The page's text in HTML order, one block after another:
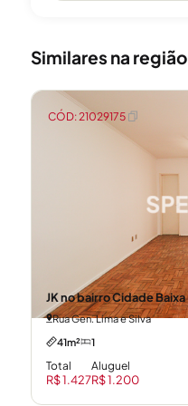
Similares na região
JK no bairro Cidade Baixa
Rua Gen. Lima e Silva
41m²
1
Total
R$ 1.427
Aluguel
R$ 1.200
CÓD: 21029175